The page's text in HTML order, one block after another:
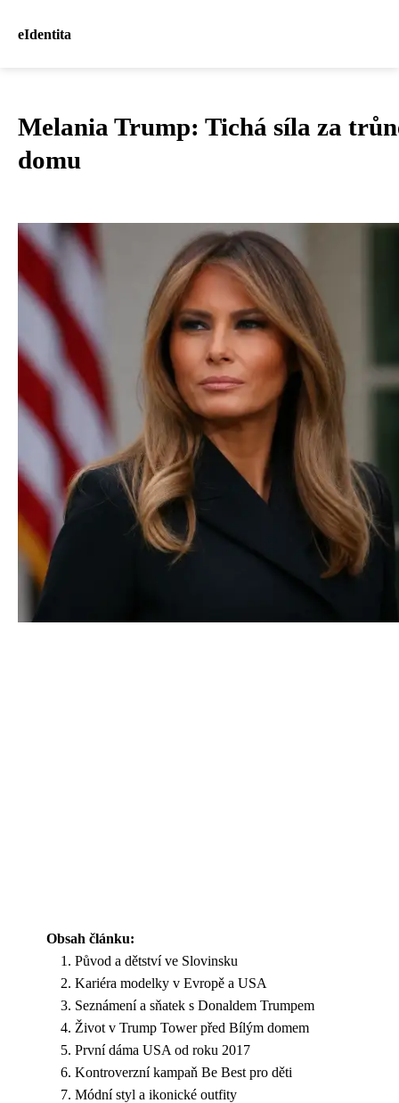
eIdentita
Melania Trump: Tichá síla za
domu
Obsah článku:
Původ a dětství ve Slovinsku
Kariéra modelky v Evropě a USA
Seznámení a sňatek s Donaldem Trumpem
Život v Trump Tower před Bílým domem
První dáma USA od roku 2017
Kontroverzní kampaň Be Best pro děti
Módní styl a ikonické outfity